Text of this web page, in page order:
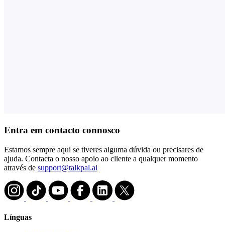
Entra em contacto connosco
Estamos sempre aqui se tiveres alguma dúvida ou precisares de
ajuda. Contacta o nosso apoio ao cliente a qualquer momento
através de support@talkpal.ai
Línguas